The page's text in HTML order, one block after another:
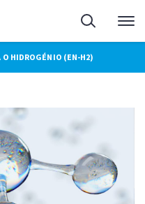
Pesquisa
O HIDROGÉNIO (EN-H2)